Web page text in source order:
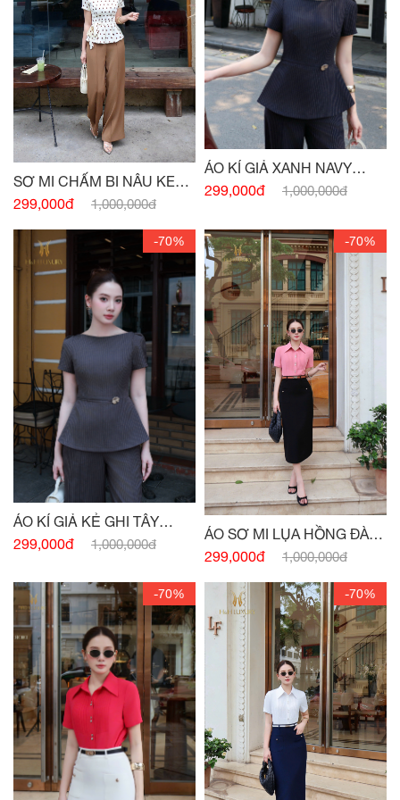
SƠ MI CHẤM BI NÂU KEM
PEPLUM
299,000đ 1,000,000đ
ÁO KÍ GIẢ XANH NAVY
ĐÍNH CHARM
299,000đ 1,000,000đ
-70%
ÁO KÍ GIẢ KẺ GHI TÂY
ĐÍNH CHARM EO
299,000đ 1,000,000đ
-70%
ÁO SƠ MI LỤA HỒNG ĐÀO
CỘC TAY BẤU MI
299,000đ 1,000,000đ
-70% -70%